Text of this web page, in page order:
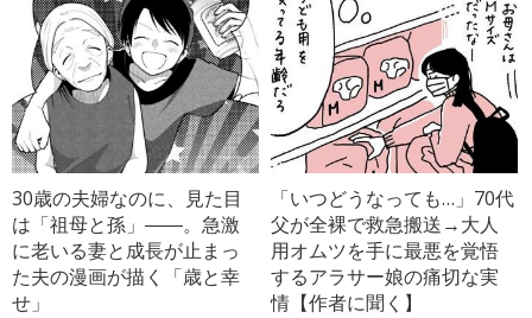
30歳の夫婦なのに、見た目
は「祖母と孫」――。急激
に老いる妻と成長が止まっ
た夫の漫画が描く「歳と幸
せ」
「いつどうなっても…」70代
父が全裸で救急搬送→大人
用オムツを手に最悪を覚悟
するアラサー娘の痛切な実
情【作者に聞く】